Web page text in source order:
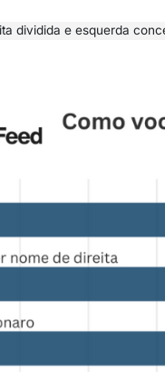
e esquerda concentrada, eleitor